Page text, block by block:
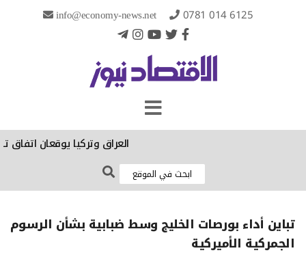
info@economy-news.net 0781 014 6125
العراق وتركيا يوقعان اتفاق
تباين أداء بورصات الخليج وسط ضبابية بشأن الرسوم
الجمركية الأميركية